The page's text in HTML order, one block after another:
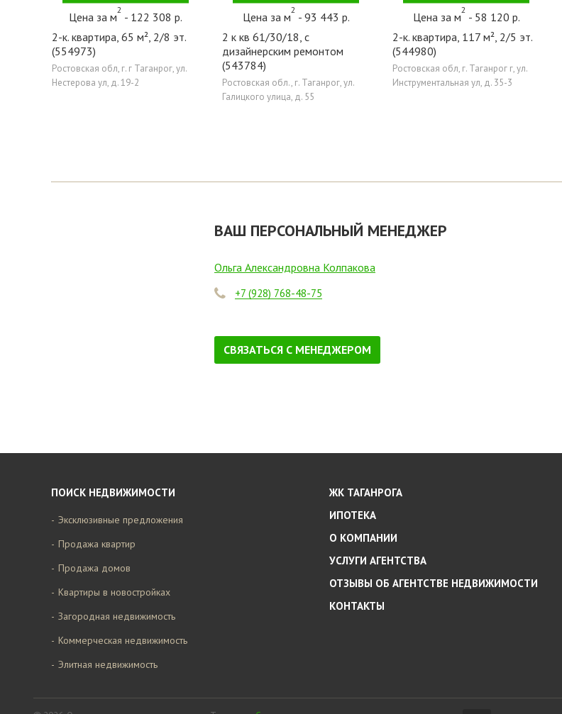
Цена за м
2
- 122 308 р.
2-к. квартира, 65 м², 2/8 эт.
(554973)
Ростовская обл, г. г Таганрог, ул.
Нестерова ул, д. 19-2
Цена за м
2
- 93 443 р.
2 к кв 61/30/18, с
дизайнерским ремонтом
(543784)
Ростовская обл., г. Таганрог, ул.
Галицкого улица, д. 55
Цена за м
2
- 58 120 р.
2-к. квартира, 117 м², 2/5 эт.
(544980)
Ростовская обл, г. Таганрог г, ул.
Инструментальная ул, д. 35-3
ВАШ ПЕРСОНАЛЬНЫЙ МЕНЕДЖЕР
Ольга Александровна Колпакова
+7 (928) 768-48-75
СВЯЗАТЬСЯ С МЕНЕДЖЕРОМ
ПОИСК НЕДВИЖИМОСТИ
Эксклюзивные предложения
Продажа квартир
Продажа домов
Квартиры в новостройках
Загородная недвижимость
Коммерческая недвижимость
Элитная недвижимость
ЖК ТАГАНРОГА
ИПОТЕКА
О КОМПАНИИ
УСЛУГИ АГЕНТСТВА
ОТЗЫВЫ ОБ АГЕНТСТВЕ НЕДВИЖИМОСТИ
КОНТАКТЫ